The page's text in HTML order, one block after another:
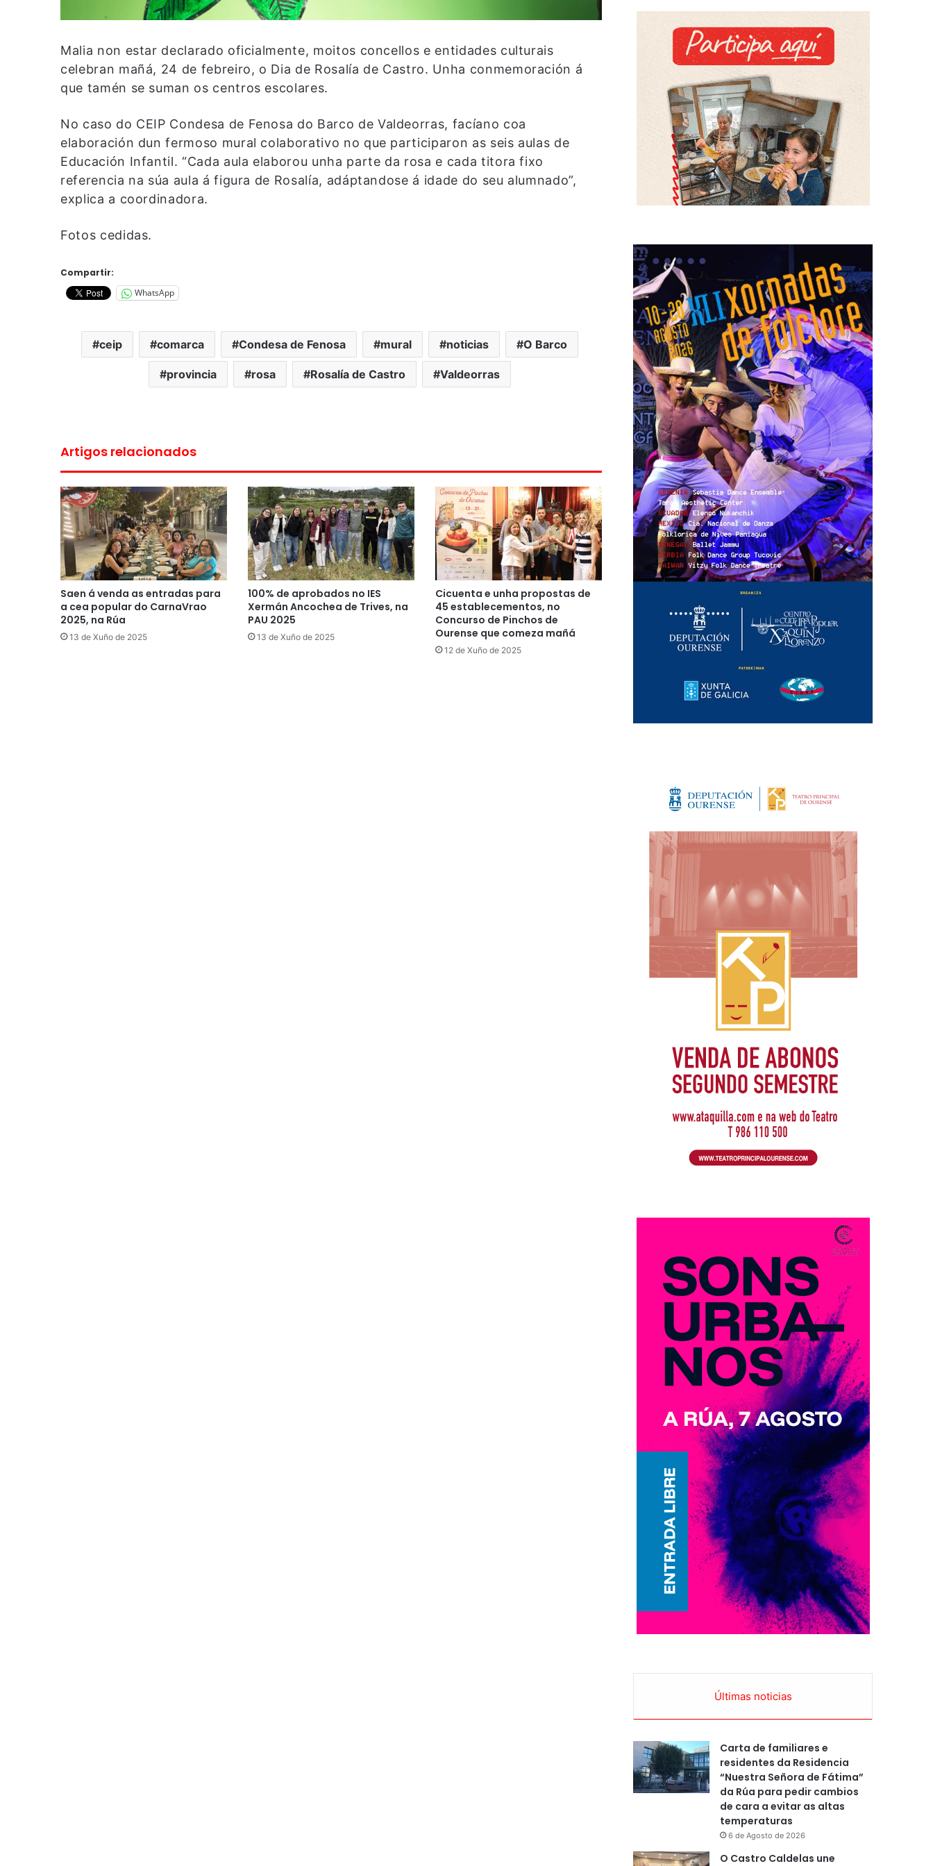
Malia non estar declarado oficialmente, moitos concellos e entidades culturais
celebran mañá, 24 de febreiro, o Dia de Rosalía de Castro. Unha conmemoración á
que tamén se suman os centros escolares.
No caso do CEIP Condesa de Fenosa do Barco de Valdeorras, facíano coa
elaboración dun fermoso mural colaborativo no que participaron as seis aulas de
Educación Infantil. “Cada aula elaborou unha parte da rosa e cada titora fixo
referencia na súa aula á figura de Rosalía, adáptandose á idade do seu alumnado”,
explica a coordinadora.
Fotos cedidas.
Compartir:
WhatsApp
ceip comarca Condesa de Fenosa mural noticias O Barco
provincia rosa Rosalía de Castro Valdeorras
Artigos relacionados
Saen á venda as entradas para
a cea popular do CarnaVrao
2025, na Rúa
13 de Xuño de 2025
100% de aprobados no IES
Xermán Ancochea de Trives, na
PAU 2025
13 de Xuño de 2025
Cicuenta e unha propostas de
45 establecementos, no
Concurso de Pinchos de
Ourense que comeza mañá
12 de Xuño de 2025
Últimas noticias
Carta de familiares e
residentes da Residencia
“Nuestra Señora de Fátima”
da Rúa para pedir cambios
de cara a evitar as altas
temperaturas
6 de Agosto de 2026
O Castro Caldelas une